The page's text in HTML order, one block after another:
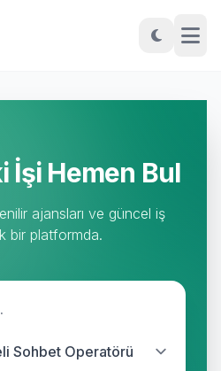
İşi Hemen Bul
ajansları ve güncel iş
bir platformda.